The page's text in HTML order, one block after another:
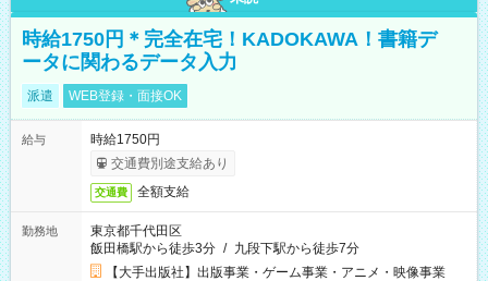
時給1750円＊完全在宅！KADOKAWA！書籍デ
ータに関わるデータ入力
派遣 WEB登録・面接OK
給与
時給1750円
交通費別途支給あり
交通費 全額支給
勤務地
東京都千代田区
飯田橋駅から徒歩3分 / 九段下駅から徒歩7分
【大手出版社】出版事業・ゲーム事業・アニメ・映像事業